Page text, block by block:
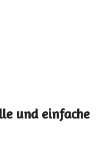
und einfache